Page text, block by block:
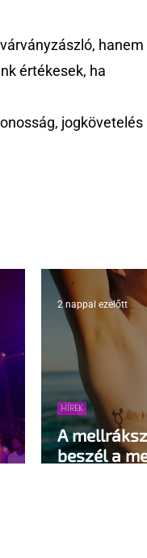
hanem
értékesek, ha
jogkövetelés
A
beszél a
HÍREK
2 nappal ezelőtt